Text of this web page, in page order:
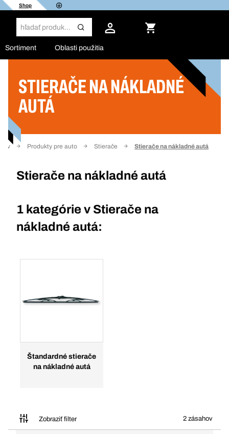
Shop
Sortiment Oblasti použitia
STIERAČE NA NÁKLADNÉ
AUTÁ
Produkty pre auto Stierače Stierače na nákladné autá
Stierače na nákladné autá
1 kategórie v Stierače na
nákladné autá:
Štandardné stierače
na nákladné autá
Zobraziť filter 2 zásahov
Filter